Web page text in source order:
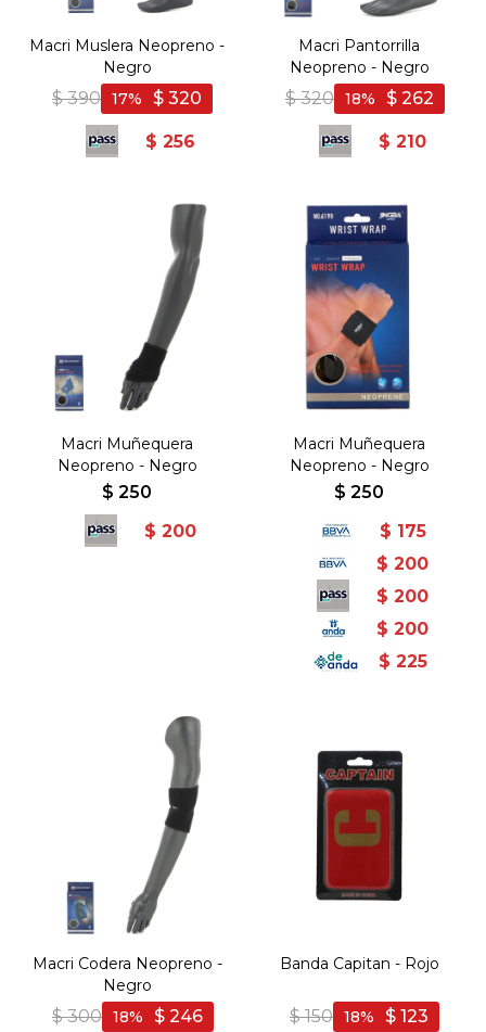
Macri Muslera Neopreno -
Negro
$ 390 $ 320
17
$ 256
Macri Pantorrilla
Neopreno - Negro
$ 320 $ 262
18
$ 210
Macri Muñequera
Neopreno - Negro
$ 250
$ 200
Macri Muñequera
Neopreno - Negro
$ 250
$ 175
$ 200
$ 200
$ 200
$ 225
Macri Codera Neopreno -
Negro
$ 300 $ 246
18
Banda Capitan - Rojo
$ 150 $ 123
18